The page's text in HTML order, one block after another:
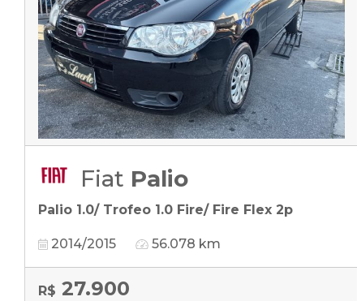
Fiat Palio
Palio 1.0/ Trofeo 1.0 Fire/ Fire Flex 2p
2014/2015 56.078 km
R$ 27.900